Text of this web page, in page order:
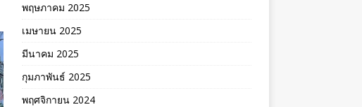
พฤษภาคม 2025
เมษายน 2025
มีนาคม 2025
กุมภาพันธ์ 2025
พฤศจิกายน 2024